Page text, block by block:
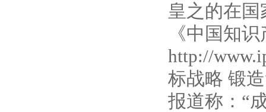
皇之的在国
《中国知
http://
标战略 锻
报道称：“